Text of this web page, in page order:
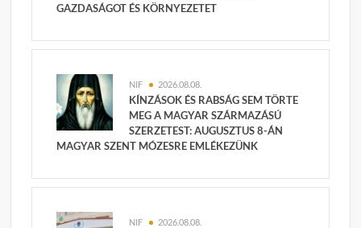
GAZDASÁGOT ÉS KÖRNYEZETET
NIF 2026.08.08.
KÍNZÁSOK ÉS RABSÁG SEM TÖRTE
MEG A MAGYAR SZÁRMAZÁSÚ
SZERZETEST: AUGUSZTUS 8-ÁN
MAGYAR SZENT MÓZESRE EMLÉKEZÜNK
NIF 2026.08.08.